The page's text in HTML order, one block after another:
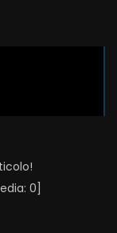
0]